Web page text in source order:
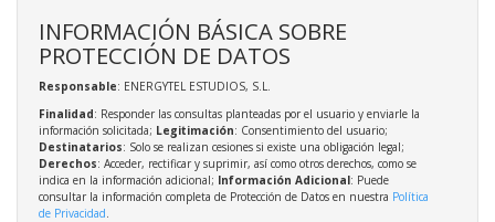
INFORMACIÓN BÁSICA SOBRE
PROTECCIÓN DE DATOS
Responsable: ENERGYTEL ESTUDIOS, S.L.
Finalidad: Responder las consultas planteadas por el usuario y enviarle la
información solicitada; Legitimación: Consentimiento del usuario;
Destinatarios: Solo se realizan cesiones si existe una obligación legal;
Derechos: Acceder, rectificar y suprimir, así como otros derechos, como se
indica en la información adicional; Información Adicional: Puede
consultar la información completa de Protección de Datos en nuestra Política
de Privacidad.